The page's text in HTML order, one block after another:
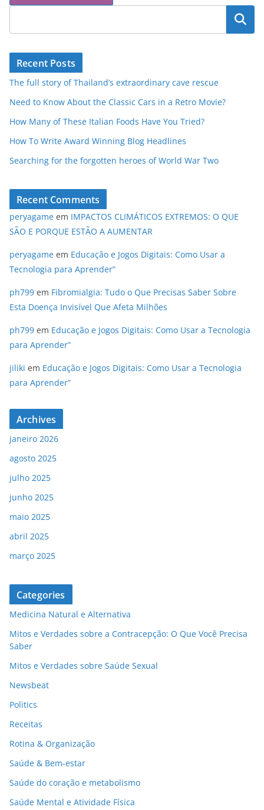
Pesquisar
Recent Posts
The full story of Thailand’s extraordinary cave rescue
Need to Know About the Classic Cars in a Retro Movie?
How Many of These Italian Foods Have You Tried?
How To Write Award Winning Blog Headlines
Searching for the forgotten heroes of World War Two
Recent Comments
peryagame em IMPACTOS CLIMÁTICOS EXTREMOS: O QUE
SÃO E PORQUE ESTÃO A AUMENTAR
peryagame em Educação e Jogos Digitais: Como Usar a
Tecnologia para Aprender”
ph799 em Fibromialgia: Tudo o Que Precisas Saber Sobre
Esta Doença Invisível Que Afeta Milhões
ph799 em Educação e Jogos Digitais: Como Usar a Tecnologia
para Aprender”
jiliki em Educação e Jogos Digitais: Como Usar a Tecnologia
para Aprender”
Archives
janeiro 2026
agosto 2025
julho 2025
junho 2025
maio 2025
abril 2025
março 2025
Categories
Medicina Natural e Alternativa
Mitos e Verdades sobre a Contracepção: O Que Você Precisa
Saber
Mitos e Verdades sobre Saúde Sexual
Newsbeat
Politics
Receitas
Rotina & Organização
Saúde & Bem-estar
Saúde do coração e metabolismo
Saúde Mental e Atividade Física